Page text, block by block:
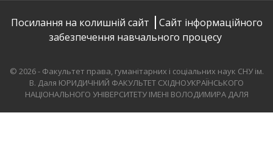
Посилання на колишній сайт
Сайт інформаційного
забезпечення навчального процесу
© 2026 - Факультет права, гуманітарних і соціальних наук СНУ ім.
В. Даля ЮРИДИЧНИЙ ФАКУЛЬТЕТ СХІДНОУКРАЇНСЬКОГО
НАЦІОНАЛЬНОГО УНІВЕРСИТЕТУ ІМЕНІ ВОЛОДИМИРА ДАЛЯ